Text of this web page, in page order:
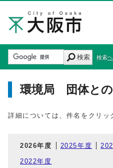
検索 検索
環境局 団体との
詳細については、件名をクリッ
2026年度 2025年度
2022年度